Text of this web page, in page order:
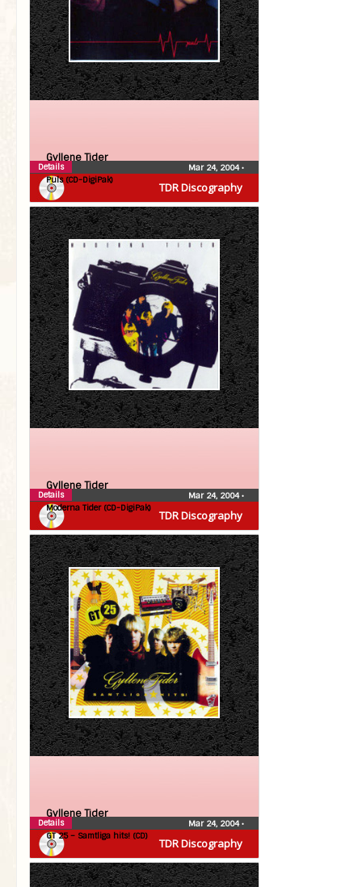
TDR Discography
Gyllene Tider
Puls (CD-DigiPak)
Mar 24, 2004•
Details
TDR Discography
Gyllene Tider
Moderna Tider (CD-DigiPak)
Mar 24, 2004•
Details
TDR Discography
Gyllene Tider
GT 25 – Samtliga hits! (CD)
Mar 24, 2004•
Details